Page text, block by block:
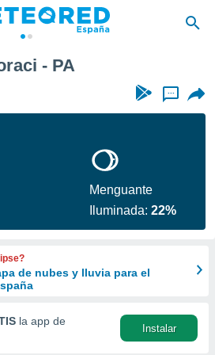
- PA
...
Menguante
Iluminada:22%
de nubes y lluvia para el
la app de
Instalar